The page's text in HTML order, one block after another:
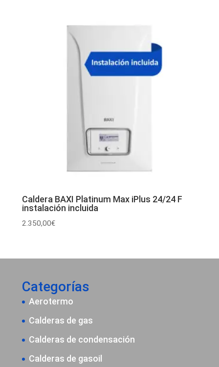
Caldera BAXI Platinum Max iPlus 24/24 F
instalación incluida
2.350,00€
Categorías
Aerotermo
Calderas de gas
Calderas de condensación
Calderas de gasoil